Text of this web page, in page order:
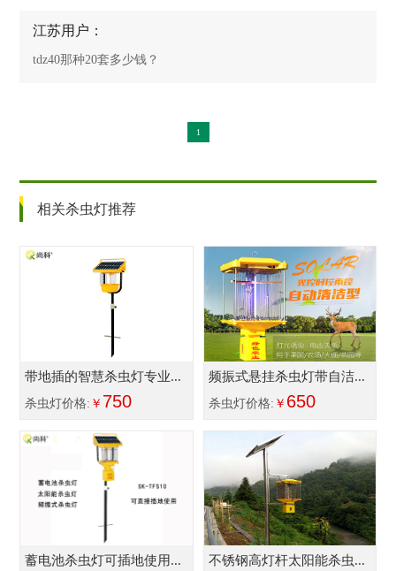
江苏用户：
tdz40那种20套多少钱？
1
相关杀虫灯推荐
带地插的智慧杀虫灯专业...
杀虫灯价格: ￥ 750
频振式悬挂杀虫灯带自洁...
杀虫灯价格: ￥ 650
蓄电池杀虫灯可插地使用... 不锈钢高灯杆太阳能杀虫...